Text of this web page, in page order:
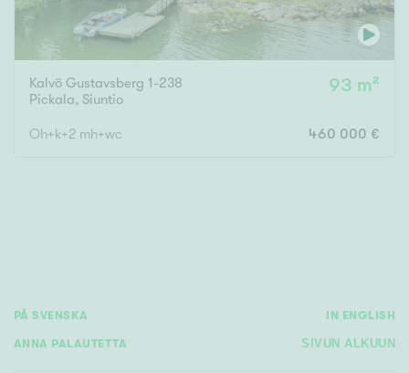
Pinta-ala
Asuinpinta-ala Kokonaispinta-ala
Kalvö Gustavsberg 1-238
Pickala, Siuntio
93 m²
Oh+k+2 mh+wc 460 000 €
PÅ SVENSKA IN ENGLISH
ANNA PALAUTETTA SIVUN ALKUUN